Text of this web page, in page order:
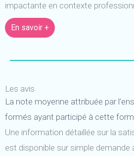
impactante en contexte
En savoir +
Les avis
La note moyenne attribuée par
formés ayant participé à cette
Une information détaillée sur la
est disponible sur simple demande